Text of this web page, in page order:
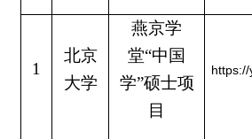
1
北京
大学
燕京学
堂“中国
学”硕士项
目